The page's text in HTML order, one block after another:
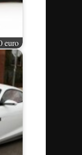
euro